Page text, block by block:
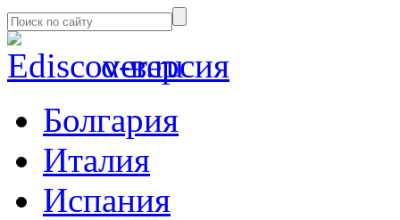
α-версия
Болгария
Италия
Испания